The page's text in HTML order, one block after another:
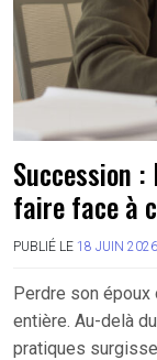
Succession
faire face à
PUBLIÉ LE 18 JUIN 2026
Perdre son
entière. Au-delà
pratiques